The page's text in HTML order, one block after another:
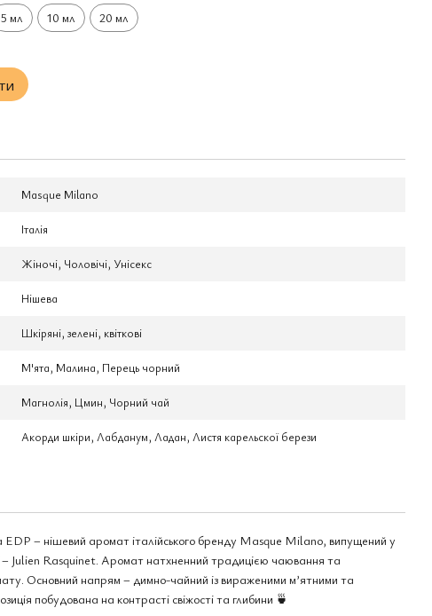
5 мл 10 мл 20 мл
Masque Milano
Італія
Жіночі, Чоловічі, Унісекс
Нішева
Шкіряні, зелені, квіткові
М'ята, Малина, Перець чорний
Магнолія, Цмин, Чорний чай
Акорди шкіри, Лабданум, Ладан, Листя карельскої берези
– нішевий аромат італійського бренду Masque Milano, випущений у
– Julien Rasquinet. Аромат натхненний традицією чаювання та
Основний напрям – димно-чайний із вираженими м’ятними та
побудована на контрасті свіжості та глибини 🍵